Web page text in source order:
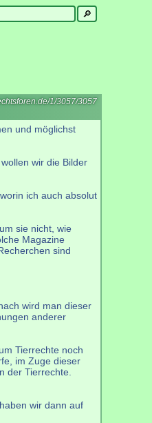
1/3057/3057
und möglichst
wir die Bilder
ich auch absolut
sie nicht, wie
Magazine
sind
wird man dieser
anderer
Tierrechte noch
im Zuge dieser
der Tierrechte.
wir dann auf